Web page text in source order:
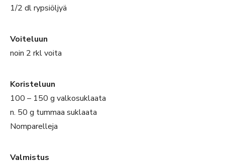
1/2 dl rypsiöljyä
Voiteluun
noin 2 rkl voita
Koristeluun
100 – 150 g valkosuklaata
n. 50 g tummaa suklaata
Nomparelleja
Valmistus